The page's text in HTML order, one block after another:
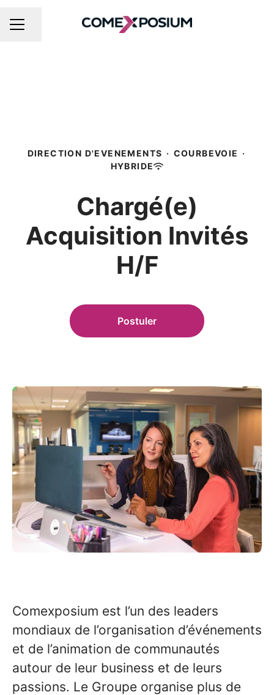
MENU CARRIÈRE
Partager la page
DIRECTION D'EVENEMENTS · COURBEVOIE ·
HYBRIDE
Chargé(e)
Acquisition Invités
H/F
Postuler
Comexposium est l’un des leaders
mondiaux de l’organisation d’événements
et de l’animation de communautés
autour de leur business et de leurs
passions. Le Groupe organise plus de